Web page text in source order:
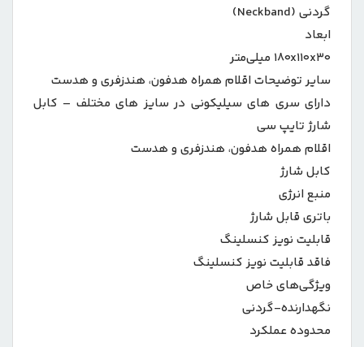
گردنی (Neckband)
ابعاد
۱۸۰x۱۱۰x۳۰ میلی‌متر
سایر توضیحات اقلام همراه هدفون، هندزفری و هدست
دارای سری های سیلیکونی در سایز های مختلف – کابل
شارژ تایپ سی
اقلام همراه هدفون، هندزفری و هدست
کابل شارژ
منبع انرژی
باتری قابل شارژ
قابلیت نویز کنسلینگ
فاقد قابلیت نویز کنسلینگ
ویژگی‌های خاص
نگهدارنده-گردنی
محدوده عملکرد